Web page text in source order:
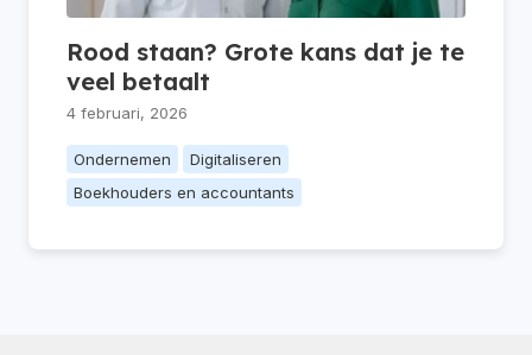
Rood staan? Grote kans dat je te
veel betaalt
4 februari, 2026
Ondernemen
Digitaliseren
Boekhouders en accountants